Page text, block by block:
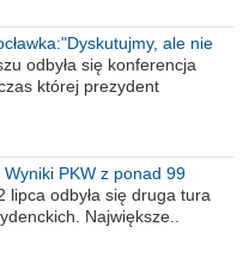
ale nie
odbyła się konferencja
której prezydent
PKW z ponad 99
lipca odbyła się druga tura
Największe..